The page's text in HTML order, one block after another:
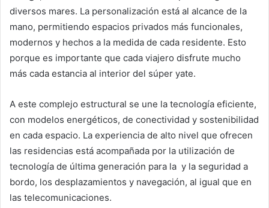
diversos mares. La personalización está al alcance de la
mano, permitiendo espacios privados más funcionales,
modernos y hechos a la medida de cada residente. Esto
porque es importante que cada viajero disfrute mucho
más cada estancia al interior del súper yate.
A este complejo estructural se une la tecnología eficiente,
con modelos energéticos, de conectividad y sostenibilidad
en cada espacio. La experiencia de alto nivel que ofrecen
las residencias está acompañada por la utilización de
tecnología de última generación para la y la seguridad a
bordo, los desplazamientos y navegación, al igual que en
las telecomunicaciones.